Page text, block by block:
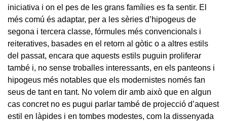
iniciativa i on el pes de les grans famílies es fa sentir. El
més comú és adaptar, per a les sèries d’hipogeus de
segona i tercera classe, fórmules més convencionals i
reiteratives, basades en el retorn al gòtic o a altres estils
del passat, encara que aquests estils puguin proliferar
també i, no sense troballes interessants, en els panteons i
hipogeus més notables que els modernistes només fan
seus de tant en tant. No volem dir amb això que en algun
cas concret no es pugui parlar també de projecció d’aquest
estil en làpides i en tombes modestes, com la dissenyada